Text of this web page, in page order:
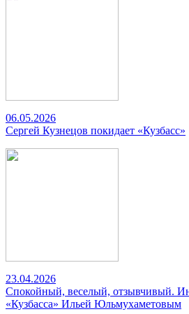
06.05.2026
Сергей Кузнецов покидает «Кузбасс»
23.04.2026
Спокойный, веселый, отзывчивый.
«Кузбасса» Ильей Юльмухаметовым